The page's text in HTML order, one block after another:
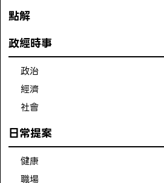
點解
政經時事
政治
經濟
社會
日常提案
健康
職場